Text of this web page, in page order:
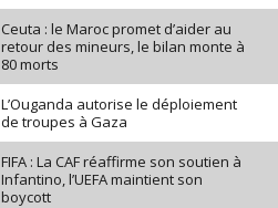
Ceuta : le Maroc promet d’aider au
retour des mineurs, le bilan monte à
80 morts
L’Ouganda autorise le déploiement
de troupes à Gaza
FIFA : La CAF réaffirme son soutien à
Infantino, l’UEFA maintient son
boycott